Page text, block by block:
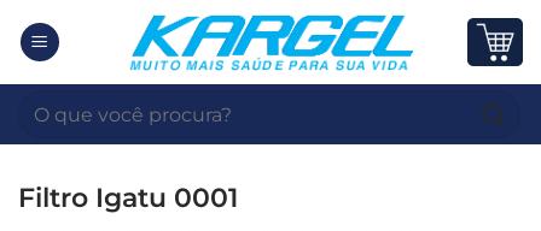
Pesquisar
Filtro Igatu 0001